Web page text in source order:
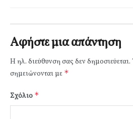
Αφήστε μια απάντηση
Η ηλ. διεύθυνση σας δεν δημοσιεύεται.
σημειώνονται με *
Σχόλιο *